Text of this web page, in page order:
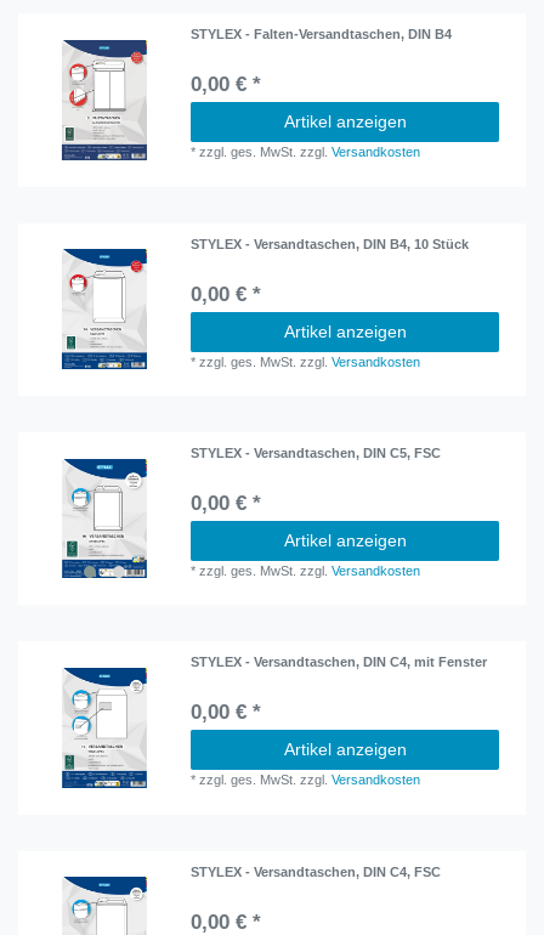
STYLEX - Falten-Versandtaschen, DIN B4
0,00 € *
Artikel anzeigen
*zzgl. ges. MwSt. zzgl.Versandkosten
STYLEX - Versandtaschen, DIN B4, 10 Stück
0,00 € *
Artikel anzeigen
*zzgl. ges. MwSt. zzgl.Versandkosten
STYLEX - Versandtaschen, DIN C5, FSC
0,00 € *
Artikel anzeigen
*zzgl. ges. MwSt. zzgl.Versandkosten
STYLEX - Versandtaschen, DIN C4, mit Fenster
0,00 € *
Artikel anzeigen
*zzgl. ges. MwSt. zzgl.Versandkosten
STYLEX - Versandtaschen, DIN C4, FSC
0,00 € *